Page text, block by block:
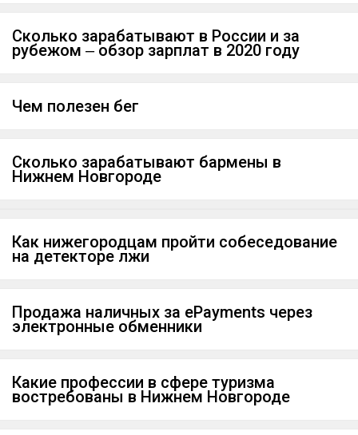
Сколько зарабатывают в России и за
рубежом ‒ обзор зарплат в 2020 году
Чем полезен бег
Сколько зарабатывают бармены в
Нижнем Новгороде
Как нижегородцам пройти собеседование
на детекторе лжи
Продажа наличных за ePayments через
электронные обменники
Какие профессии в сфере туризма
востребованы в Нижнем Новгороде